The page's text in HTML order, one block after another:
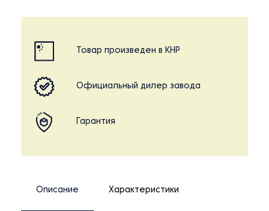
Товар произведен в КНР
Официальный дилер завода
Гарантия
Описание Характеристики